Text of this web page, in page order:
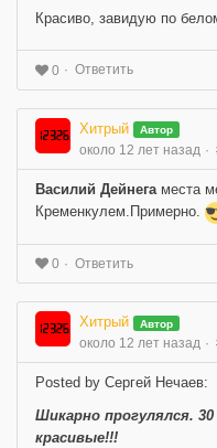
Красиво, завидую по
0 Ответить
Хитрый Автор
около 12 лет назад
Василий Дейнега места
Кременкулем.Примерно.
0 Ответить
Хитрый Автор
около 12 лет назад
Posted by Сергей Нечаев:
Шикарно прогулялся.
красивые!!!